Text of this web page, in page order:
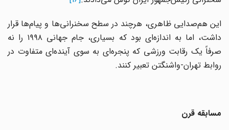
این هم‌صدایی ظاهری، هرچند در سطح سخنرانی‌ها و پیام‌ها قرار
داشت، اما به اندازه‌ای بود که بسیاری، جام جهانی ۱۹۹۸ را نه
صرفاً یک رقابت ورزشی که پنجره‌ای به سوی آینده‌ای متفاوت در
روابط تهران-واشنگتن تعبیر کنند.
مسابقه قرن